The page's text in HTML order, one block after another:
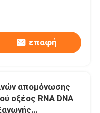
επαφή
απομόνωσης
οξέος RNA DNA